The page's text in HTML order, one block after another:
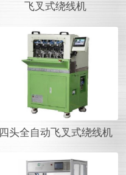
飞叉式绕线机
四头全自动飞叉式绕线机